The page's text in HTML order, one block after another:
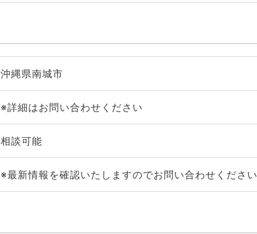
沖縄県南城市
※詳細はお問い合わせください
相談可能
※最新情報を確認いたしますのでお問い合わせください